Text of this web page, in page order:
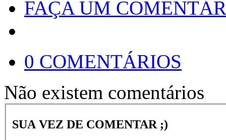
FAÇA UM
0 COMENTÁRIOS
Não existem comentários
SUA VEZ DE COMENTAR ;)